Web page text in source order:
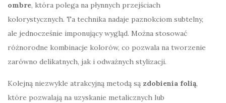
ombre, która polega na płynnych przejściach
kolorystycznych. Ta technika nadaje paznokciom subtelny,
ale jednocześnie imponujący wygląd. Można stosować
różnorodne kombinacje kolorów, co pozwala na tworzenie
zarówno delikatnych, jak i odważnych stylizacji.
Kolejną niezwykle atrakcyjną metodą są zdobienia folią,
które pozwalają na uzyskanie metalicznych lub